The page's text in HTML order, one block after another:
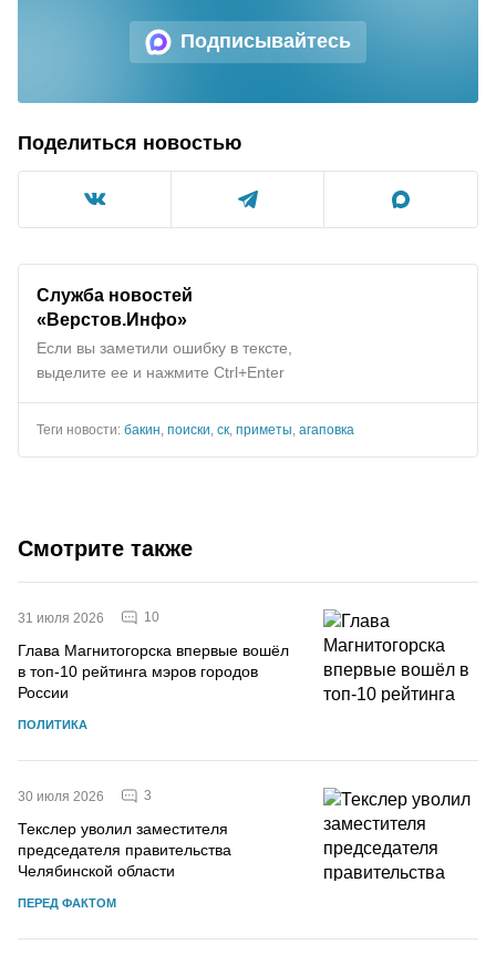
Подписывайтесь
Поделиться новостью
Служба новостей
«Верстов.Инфо»
Если вы заметили ошибку в тексте,
выделите ее и нажмите Ctrl+Enter
Теги новости: бакин поиски ск приметы агаповка
Смотрите также
31 июля 2026 10
Глава Магнитогорска впервые вошёл
в топ-10 рейтинга мэров городов
России
ПОЛИТИКА
30 июля 2026 3
Текслер уволил заместителя
председателя правительства
Челябинской области
ПЕРЕД ФАКТОМ